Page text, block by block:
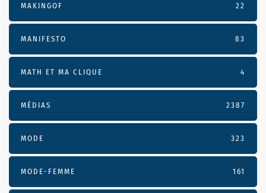
MAKINGOF 22
MANIFESTO 83
MATH ET MA CLIQUE 4
MÉDIAS 2387
MODE 323
MODE-FEMME 161